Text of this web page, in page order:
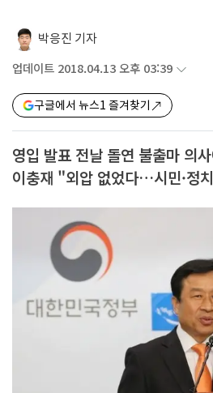
박응진 기자
업데이트 2018.04.13 오후 03:39
구글에서 뉴스1 즐겨찾기
영입 발표 전날 돌연 불출마 의
이충재 "외압 없었다…시민·정